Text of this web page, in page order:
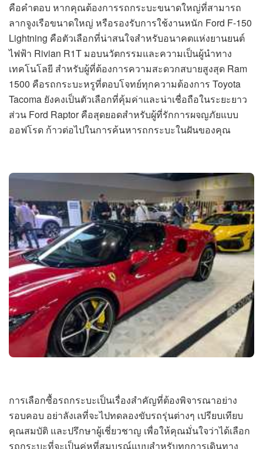
คือคำตอบ หากคุณต้องการรถกระบะขนาดใหญ่ที่สามารถ
ลากจูงเรือขนาดใหญ่ หรือรองรับการใช้งานหนัก Ford F-150
Lightning คือตัวเลือกที่น่าสนใจสำหรับอนาคตแห่งยานยนต์
ไฟฟ้า Rivian R1T มอบนวัตกรรมและความเป็นผู้นำทาง
เทคโนโลยี สำหรับผู้ที่ต้องการความสะดวกสบายสูงสุด Ram
1500 คือรถกระบะหรูที่ตอบโจทย์ทุกความต้องการ Toyota
Tacoma ยังคงเป็นตัวเลือกที่คุ้มค่าและน่าเชื่อถือในระยะยาว
ส่วน Ford Raptor คือสุดยอดสำหรับผู้ที่รักการผจญภัยแบบ
ออฟโรด ก้าวต่อไปในการค้นหารถกระบะในฝันของคุณ
การเลือกซื้อรถกระบะเป็นเรื่องสำคัญที่ต้องพิจารณาอย่าง
รอบคอบ อย่าลังเลที่จะไปทดลองขับรถรุ่นต่างๆ เปรียบเทียบ
คุณสมบัติ และปรึกษาผู้เชี่ยวชาญ เพื่อให้คุณมั่นใจว่าได้เลือก
รถกระบะที่จะเป็นคู่หูที่สมบูรณ์แบบสำหรับทุกการเดินทาง